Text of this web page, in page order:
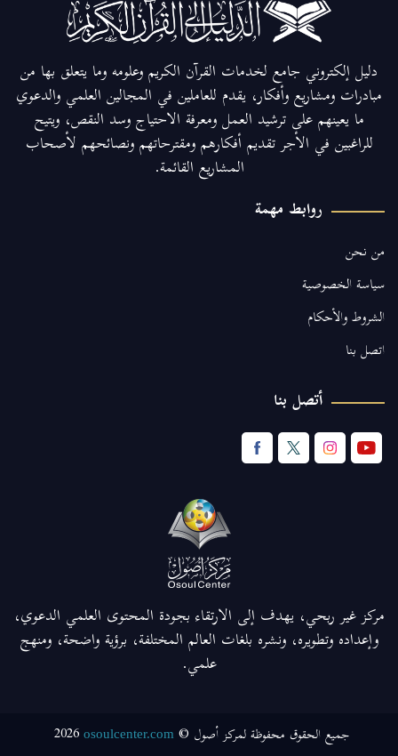
دليل إلكتروني جامع لخدمات القرآن الكريم وعلومه وما يتعلق بها من
مبادرات ومشاريع وأفكار، يقدم للعاملين في المجالين العلمي والدعوي
ما يعينهم على ترشيد العمل ومعرفة الاحتياج وسد النقص، ويتيح
للراغبين في الأجر تقديم أفكارهم ومقترحاتهم ونصائحهم لأصحاب
المشاريع القائمة.
روابط مهمة
من نحن
سياسة الخصوصية
الشروط والأحكام
اتصل بنا
أتصل بنا
مركز غير ربحي، يهدف إلى الارتقاء بجودة المحتوى العلمي الدعوي،
وإعداده وتطويره، ونشره بلغات العالم المختلفة، برؤية واضحة، ومنهج
علمي.
جميع الحقوق محفوظة لمركز أصول © osoulcenter.com
2026